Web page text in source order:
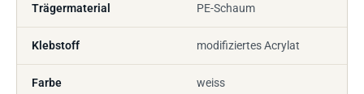
Trägermaterial PE-Schaum
Klebstoff modifiziertes Acrylat
Farbe weiss